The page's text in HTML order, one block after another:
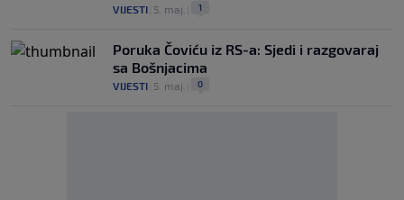
VIJESTI 5. maj. 1
Poruka Čoviću iz RS-a: Sjedi i razgovaraj
sa Bošnjacima
VIJESTI 5. maj. 0